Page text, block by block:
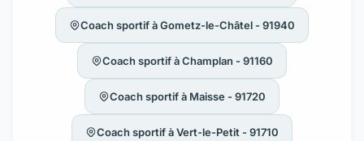
Coach sportif à Gometz-le-Châtel - 91940
Coach sportif à Champlan - 91160
Coach sportif à Maisse - 91720
Coach sportif à Vert-le-Petit - 91710